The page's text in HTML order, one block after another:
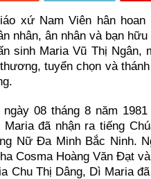
xứ Nam Viên hân hoan
nhân, ân nhân và bạn
sinh Maria Vũ Thị Ngân,
tuyển chọn và
08 tháng 8 năm
đã nhận ra tiếng
Nữ Đa Minh Bắc Ninh.
Cosma Hoàng Văn Đạt
Chu Thị Dâng, Dì Maria